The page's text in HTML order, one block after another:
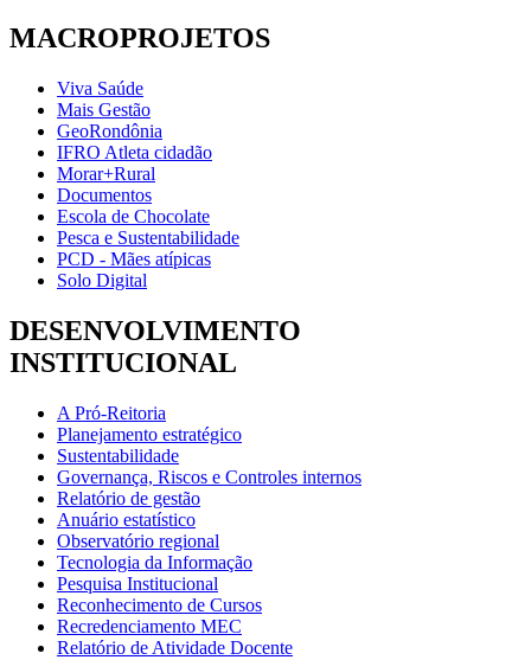
MACROPROJETOS
Viva Saúde
Mais Gestão
GeoRondônia
IFRO Atleta cidadão
Morar+Rural
Documentos
Escola de Chocolate
Pesca e Sustentabilidade
PCD - Mães atípicas
Solo Digital
DESENVOLVIMENTO
INSTITUCIONAL
A Pró-Reitoria
Planejamento estratégico
Sustentabilidade
Governança, Riscos e Controles internos
Relatório de gestão
Anuário estatístico
Observatório regional
Tecnologia da Informação
Pesquisa Institucional
Reconhecimento de Cursos
Recredenciamento MEC
Relatório de Atividade Docente